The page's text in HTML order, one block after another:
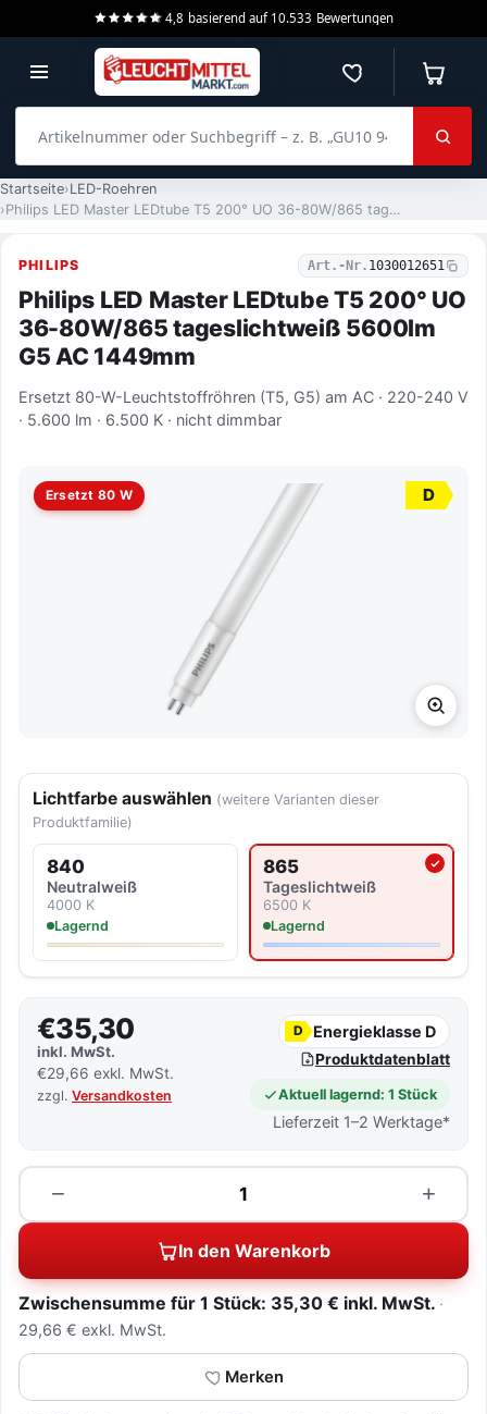
4,8 basierend auf 10.533 Bewertungen
Merkzettel
Startseite LED-Roehren
Philips LED Master LEDtube T5 200° UO 36-80W/865 tageslichtweiß 5600lm G5 AC 1449mm
PHILIPS Art.-Nr. 1030012651
Philips LED Master LEDtube T5 200° UO
36-80W/865 tageslichtweiß 5600lm
G5 AC 1449mm
Ersetzt 80-W-Leuchtstoffröhren (T5, G5) am AC · 220-240 V
· 5.600 lm · 6.500 K · nicht dimmbar
Ersetzt 80 W D
Lichtfarbe auswählen (weitere Varianten dieser
Produktfamilie)
840
Neutralweiß
4000 K
Lagernd
865
Tageslicht­weiß
6500 K
Lagernd
Aktuell ausgewählte
€35,30
inkl. MwSt.
€29,66 exkl. MwSt.
zzgl. Versandkosten
D Energieklasse D
Produktdatenblatt
Aktuell lagernd: 1 Stück
Lieferzeit 1–2 Werktage*
−
Menge +
In den Warenkorb
Zwischensumme für 1 Stück: 35,30 € inkl. MwSt.
29,66 € exkl. MwSt.
Merken